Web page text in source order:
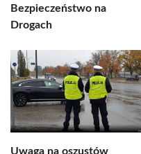
Bezpieczeństwo na
Drogach
Uwaga na oszustów